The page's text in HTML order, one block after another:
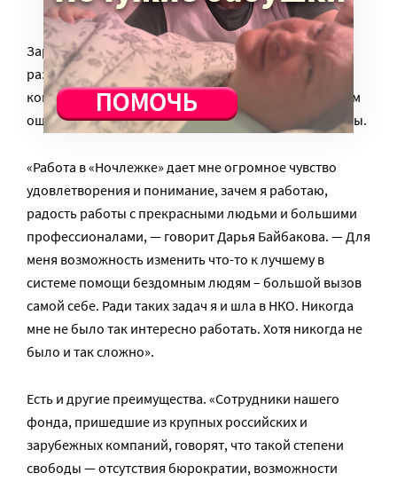
Зарплаты в некоммерческом секторе невысоки — в
разы ниже, чем на сопоставимых позициях в
коммерческом секторе. Это компенсируется мощным
ощущением наполненности жизни и смыслом работы.
«Работа в «Ночлежке» дает мне огромное чувство
удовлетворения и понимание, зачем я работаю,
радость работы с прекрасными людьми и большими
профессионалами, — говорит Дарья Байбакова. — Для
меня возможность изменить что-то к лучшему в
системе помощи бездомным людям – большой вызов
самой себе. Ради таких задач я и шла в НКО. Никогда
мне не было так интересно работать. Хотя никогда не
было и так сложно».
Есть и другие преимущества. «Сотрудники нашего
фонда, пришедшие из крупных российских и
зарубежных компаний, говорят, что такой степени
свободы — отсутствия бюрократии, возможности